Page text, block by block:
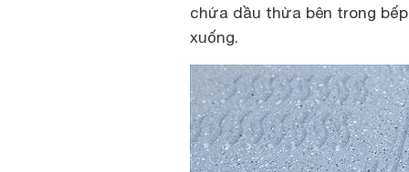
chứa dầu thừa bên trong
xuống.